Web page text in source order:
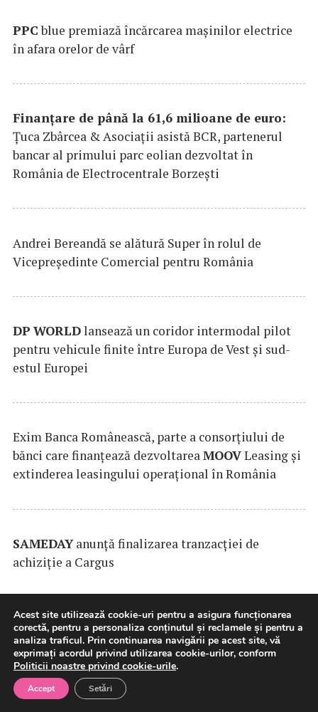
PPCblue premiază încărcarea maşinilor electrice
în afara orelor de vârf
Finanțare de până la 61,6 milioane de euro:
Țuca Zbârcea & Asociații asistă BCR, partenerul
bancar al primului parc eolian dezvoltat în
România de Electrocentrale Borzești
Andrei Bereandă se alătură Super în rolul de
Vicepreședinte Comercial pentru România
DP WORLDlansează un coridor intermodal pilot
pentru vehicule finite între Europa de Vest și sud-
estul Europei
Exim Banca Românească, parte a consorțiului de
bănci care finanțează dezvoltareaMOOVLeasing și
extinderea leasingului operațional în România
SAMEDAYanunță finalizarea tranzacției de
achiziție a Cargus
Acest site utilizează cookie-uri pentru a asigura funcționarea
corectă, pentru a personaliza conținutul și reclamele și pentru a
analiza traficul. Prin continuarea navigării pe acest site, vă
exprimați acordul privind utilizarea cookie-urilor, conform
Politicii noastre privind cookie-urile.
Accept Setări